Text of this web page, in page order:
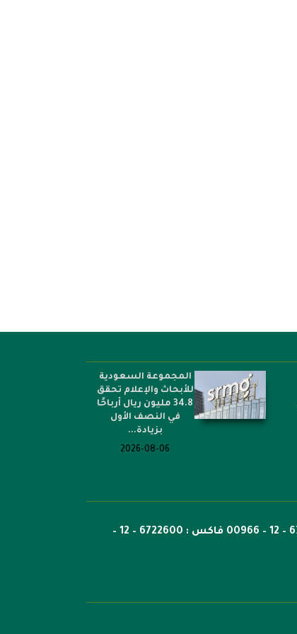
المجموعة السعودية
للأبحاث والإعلام تحقق
34.8 مليون ريال أرباحًا
في النصف الأول
بزيادة...
2026-08-06
ص.ب: 6351 جدة الرمز 21442 هاتف 6722269 – 12 – 00966 هاتف : 6721121 – 12 – 00966 فاكس : 6722600 – 12 –